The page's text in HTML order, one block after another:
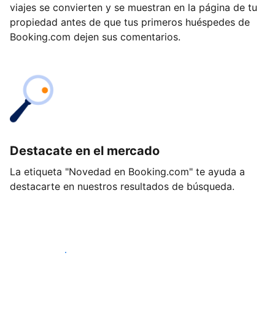
viajes se convierten y se muestran en la página de tu
propiedad antes de que tus primeros huéspedes de
Booking.com dejen sus comentarios.
Destacate en el mercado
La etiqueta "Novedad en Booking.com" te ayuda a
destacarte en nuestros resultados de búsqueda.
Empezá hoy mismo